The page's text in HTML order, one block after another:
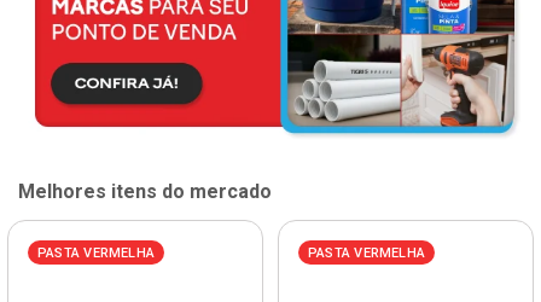
Melhores itens do mercado
PASTA VERMELHA PASTA VERMELHA